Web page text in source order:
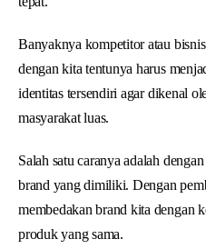
Banyaknya kompetitor atau
dengan kita tentunya harus
identitas tersendiri agar dikenal
masyarakat luas.
Salah satu caranya adalah
brand yang dimiliki. Dengan
membedakan brand kita dengan
produk yang sama.